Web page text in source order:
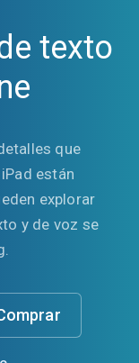
texto
que
están
explorar
y de voz se